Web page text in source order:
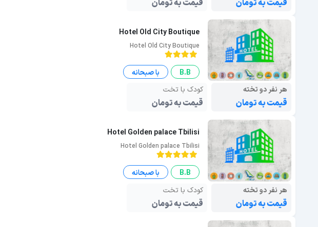
قیمت به تومان قیمت به تومان
Hotel Old City Boutique
Hotel Old City Boutique
B.B
با صبحانه
هر نفر دو تخته
قیمت به تومان
کودک با تخت
قیمت به تومان
Hotel Golden palace Tbilisi
Hotel Golden palace Tbilisi
B.B
با صبحانه
هر نفر دو تخته
قیمت به تومان
کودک با تخت
قیمت به تومان